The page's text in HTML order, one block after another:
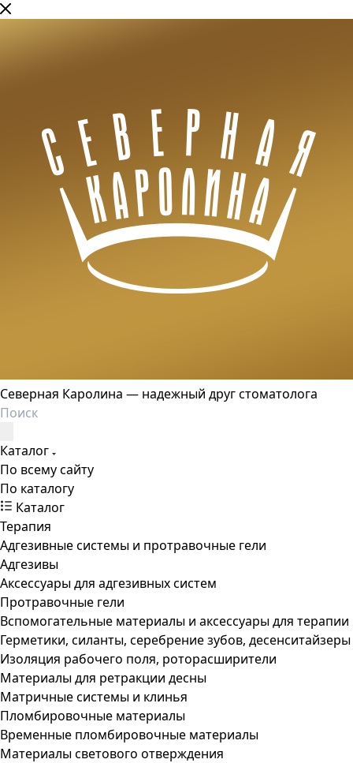
Северная Каролина — надежный друг стоматолога
Каталог
По всему сайту
По каталогу
Каталог
Терапия
Адгезивные системы и протравочные гели
Адгезивы
Аксессуары для адгезивных систем
Протравочные гели
Вспомогательные материалы и аксессуары для терапии
Герметики, силанты, серебрение зубов, десенситайзеры
Изоляция рабочего поля, роторасширители
Материалы для ретракции десны
Матричные системы и клинья
Пломбировочные материалы
Временные пломбировочные материалы
Материалы светового отверждения